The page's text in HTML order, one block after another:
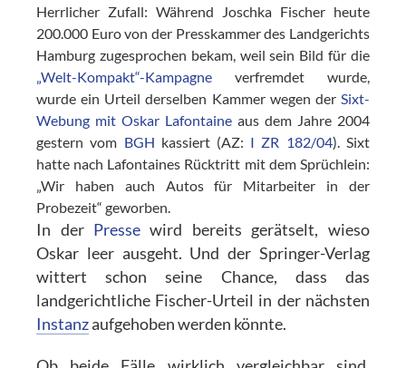
Herrlicher Zufall: Während Joschka Fischer heute
200.000 Euro von der Presskammer des Landgerichts
Hamburg zugesprochen bekam, weil sein Bild für die
„Welt-Kompakt“-Kampagne verfremdet wurde,
wurde ein Urteil derselben Kammer wegen der Sixt-
Webung mit Oskar Lafontaine aus dem Jahre 2004
gestern vom BGH kassiert (AZ: I ZR 182/04). Sixt
hatte nach Lafontaines Rücktritt mit dem Sprüchlein:
„Wir haben auch Autos für Mitarbeiter in der
Probezeit“ geworben.
In der Presse wird bereits gerätselt, wieso
Oskar leer ausgeht. Und der Springer-Verlag
wittert schon seine Chance, dass das
landgerichtliche Fischer-Urteil in der nächsten
Instanzaufgehoben werden könnte.